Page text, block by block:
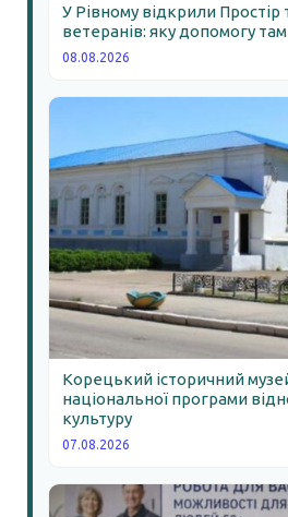
У Рівному відкрили Простір
ветеранів: яку допомогу
08.08.2026
Корецький історичний
національної програми
культуру
07.08.2026